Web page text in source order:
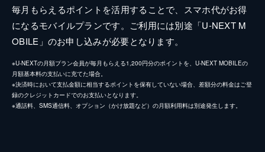
毎月もらえるポイントを活用することで、スマホ代がお得
になるモバイルプランです。ご利用には別途「U-NEXT M
OBILE」のお申し込みが必要となります。
※U-NEXTの月額プラン会員が毎月もらえる1,200円分のポイントを、U-NEXT MOBILEの
月額基本料の支払いに充てた場合。
※決済時において支払金額に相当するポイントを保有していない場合、差額分の料金はご登
録のクレジットカードでのお支払いとなります。
※通話料、SMS通信料、オプション（かけ放題など）の月額利用料は別途発生します。